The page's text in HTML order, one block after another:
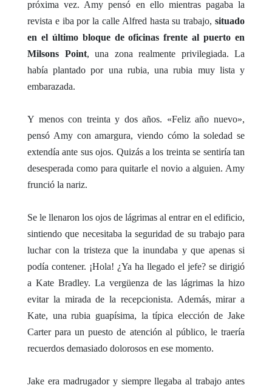
próxima vez. Amy pensó en ello mientras pagaba la
revista e iba por la calle Alfred hasta su trabajo, situado
en el último bloque de oficinas frente al puerto en
Milsons Point, una zona realmente privilegiada. La
había plantado por una rubia, una rubia muy lista y
embarazada.
Y menos con treinta y dos años. «Feliz año nuevo»,
pensó Amy con amargura, viendo cómo la soledad se
extendía ante sus ojos. Quizás a los treinta se sentiría tan
desesperada como para quitarle el novio a alguien. Amy
frunció la nariz.
Se le llenaron los ojos de lágrimas al entrar en el edificio,
sintiendo que necesitaba la seguridad de su trabajo para
luchar con la tristeza que la inundaba y que apenas si
podía contener. ¡Hola! ¿Ya ha llegado el jefe? se dirigió
a Kate Bradley. La vergüenza de las lágrimas la hizo
evitar la mirada de la recepcionista. Además, mirar a
Kate, una rubia guapísima, la típica elección de Jake
Carter para un puesto de atención al público, le traería
recuerdos demasiado dolorosos en ese momento.
Jake era madrugador y siempre llegaba al trabajo antes